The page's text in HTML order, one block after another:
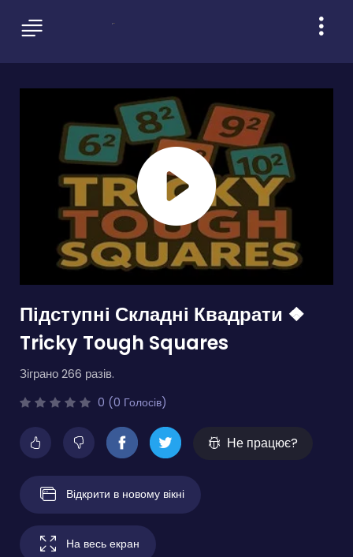
Підступні Складні Квадрати ❖
Tricky Tough Squares
Зіграно 266 разів.
0 (0 Голосів)
Не працює?
Відкрити в новому вікні
На весь екран